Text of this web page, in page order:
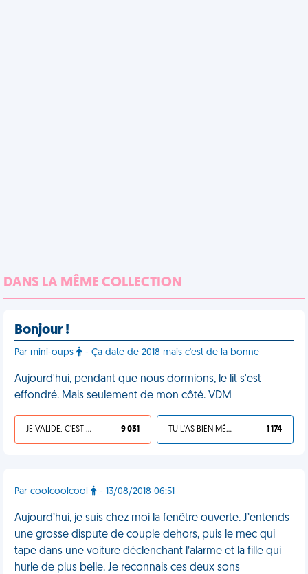
DANS LA MÊME COLLECTION
Bonjour !
Par mini-oups - Ça date de 2018 mais c'est de la bonne
Aujourd'hui, pendant que nous dormions, le lit s'est
effondré. Mais seulement de mon côté. VDM
JE VALIDE, C'EST UNE VDM 9 031 TU L'AS BIEN MÉRITÉ 1 174
Par coolcoolcool - 13/08/2018 06:51
Aujourd’hui, je suis chez moi la fenêtre ouverte. J’entends
une grosse dispute de couple dehors, puis le mec qui
tape dans une voiture déclenchant l’alarme et la fille qui
hurle de plus belle. Je reconnais ces deux sons